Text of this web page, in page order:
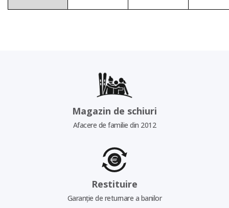
Magazin de schiuri
Afacere de familie din 2012
Restituire
Garanție de returnare a banilor